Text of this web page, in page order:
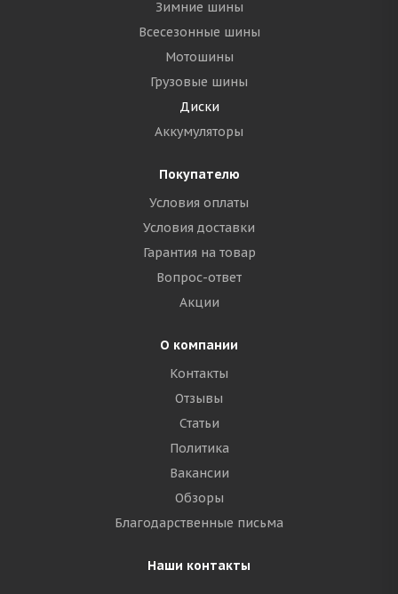
Зимние шины
Всесезонные шины
Мотошины
Грузовые шины
Диски
Аккумуляторы
Покупателю
Условия оплаты
Условия доставки
Гарантия на товар
Вопрос-ответ
Акции
О компании
Контакты
Отзывы
Статьи
Политика
Вакансии
Обзоры
Благодарственные письма
Наши контакты